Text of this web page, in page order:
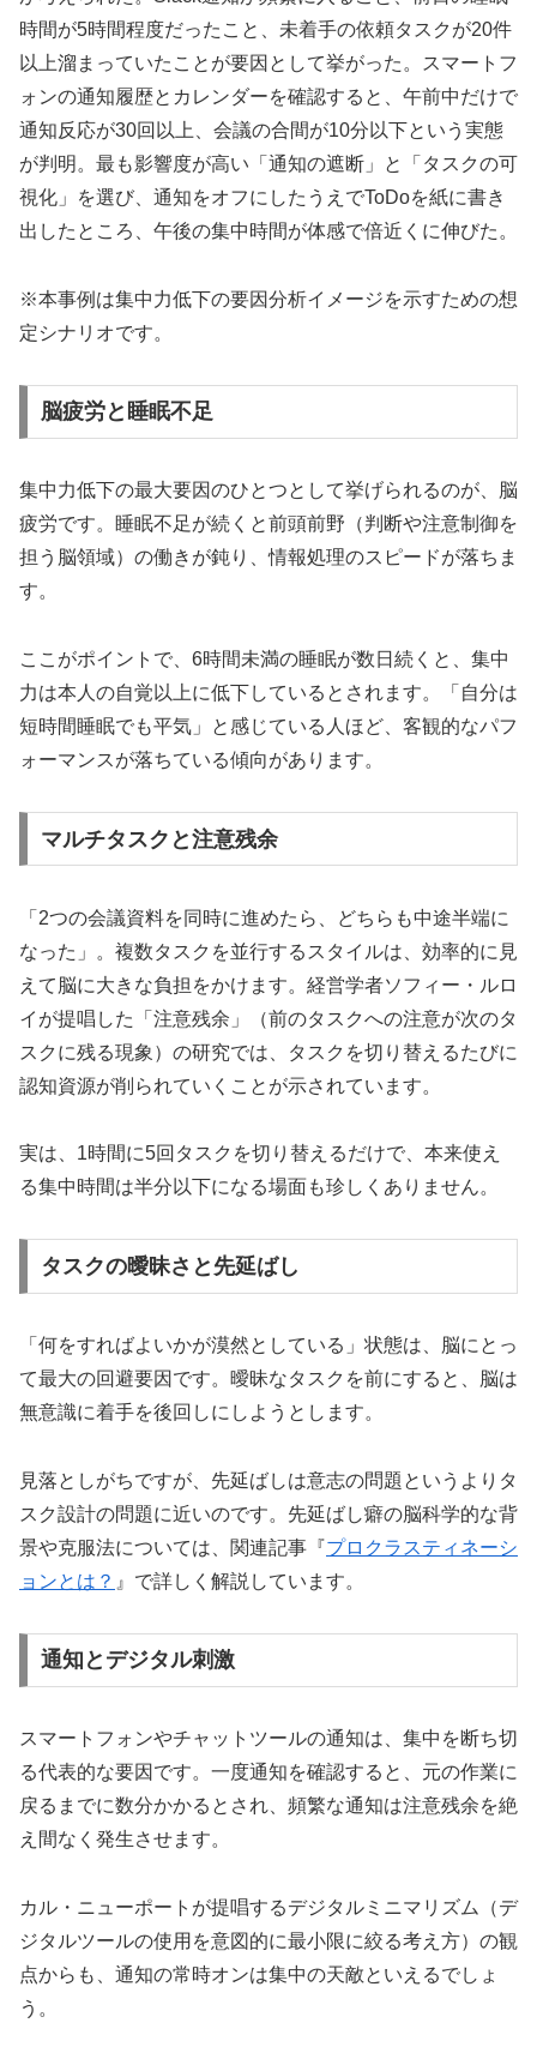
時間が5時間程度だったこと、未着手の依頼タスクが20件
以上溜まっていたことが要因として挙がった。スマートフ
ォンの通知履歴とカレンダーを確認すると、午前中だけで
通知反応が30回以上、会議の合間が10分以下という実態
が判明。最も影響度が高い「通知の遮断」と「タスクの可
視化」を選び、通知をオフにしたうえでToDoを紙に書き
出したところ、午後の集中時間が体感で倍近くに伸びた。
※本事例は集中力低下の要因分析イメージを示すための想
定シナリオです。
脳疲労と睡眠不足
集中力低下の最大要因のひとつとして挙げられるのが、脳
疲労です。睡眠不足が続くと前頭前野（判断や注意制御を
担う脳領域）の働きが鈍り、情報処理のスピードが落ちま
す。
ここがポイントで、6時間未満の睡眠が数日続くと、集中
力は本人の自覚以上に低下しているとされます。「自分は
短時間睡眠でも平気」と感じている人ほど、客観的なパフ
ォーマンスが落ちている傾向があります。
マルチタスクと注意残余
「2つの会議資料を同時に進めたら、どちらも中途半端に
なった」。複数タスクを並行するスタイルは、効率的に見
えて脳に大きな負担をかけます。経営学者ソフィー・ルロ
イが提唱した「注意残余」（前のタスクへの注意が次のタ
スクに残る現象）の研究では、タスクを切り替えるたびに
認知資源が削られていくことが示されています。
実は、1時間に5回タスクを切り替えるだけで、本来使え
る集中時間は半分以下になる場面も珍しくありません。
タスクの曖昧さと先延ばし
「何をすればよいかが漠然としている」状態は、脳にとっ
て最大の回避要因です。曖昧なタスクを前にすると、脳は
無意識に着手を後回しにしようとします。
見落としがちですが、先延ばしは意志の問題というよりタ
スク設計の問題に近いのです。先延ばし癖の脳科学的な背
景や克服法については、関連記事『プロクラスティネーシ
ョンとは？ 』で詳しく解説しています。
通知とデジタル刺激
スマートフォンやチャットツールの通知は、集中を断ち切
る代表的な要因です。一度通知を確認すると、元の作業に
戻るまでに数分かかるとされ、頻繁な通知は注意残余を絶
え間なく発生させます。
カル・ニューポートが提唱するデジタルミニマリズム（デ
ジタルツールの使用を意図的に最小限に絞る考え方）の観
点からも、通知の常時オンは集中の天敵といえるでしょ
う。